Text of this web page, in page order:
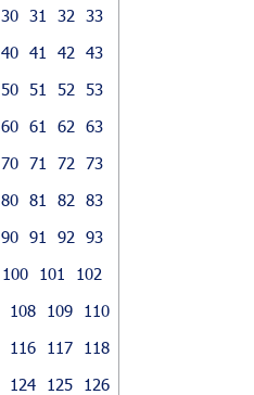
30 31 32
33
40 41 42
43
50 51 52
53
60 61 62
63
70 71 72
73
80 81 82
83
90 91 92
93
100 101
102
108 109
110
116 117
118
124 125
126